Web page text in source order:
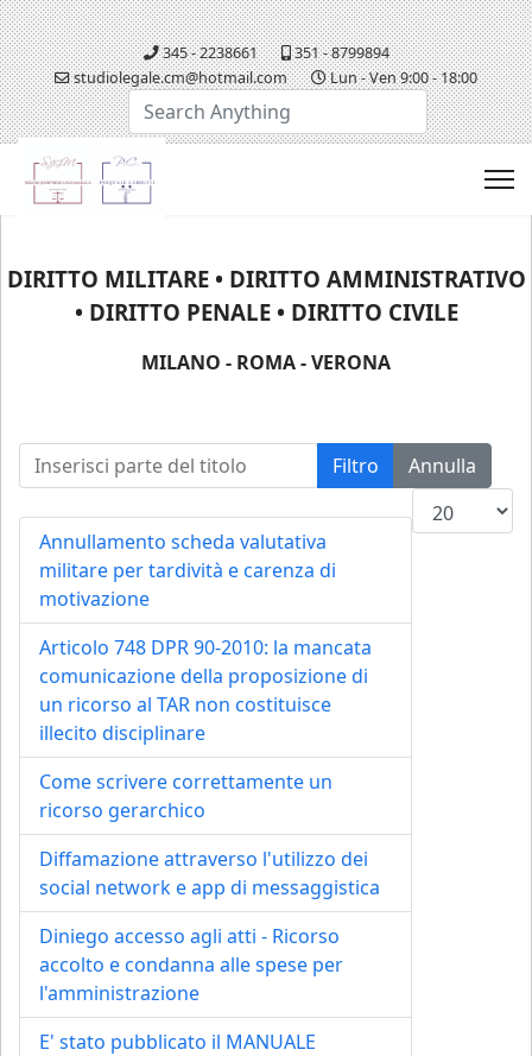
345 - 2238661
351 - 8799894
studiolegale.cm@hotmail.com
Lun - Ven 9:00 - 18:00
DIRITTO MILITARE • DIRITTO AMMINISTRATIVO
• DIRITTO PENALE • DIRITTO CIVILE
MILANO - ROMA - VERONA
Inserisci parte del titolo Filtro
Annulla
Visualizza n.
Annullamento scheda valutativa
militare per tardività e carenza di
motivazione
Articolo 748 DPR 90-2010: la mancata
comunicazione della proposizione di
un ricorso al TAR non costituisce
illecito disciplinare
Come scrivere correttamente un
ricorso gerarchico
Diffamazione attraverso l'utilizzo dei
social network e app di messaggistica
Diniego accesso agli atti - Ricorso
accolto e condanna alle spese per
l'amministrazione
E' stato pubblicato il MANUALE